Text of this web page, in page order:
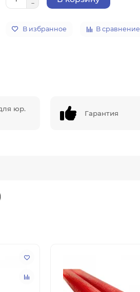
В избранное В сравнение
юр.
Гарантия